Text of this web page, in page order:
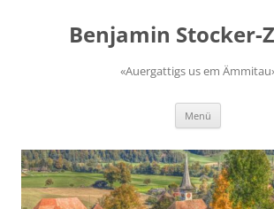
springenBenjamin Stocker-
«Auergattigs us em
Menü